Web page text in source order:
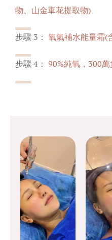
物、山金車花提取物)
步驟 3： 氧氣補水能量霜(
步驟 4： 90%純氧，300